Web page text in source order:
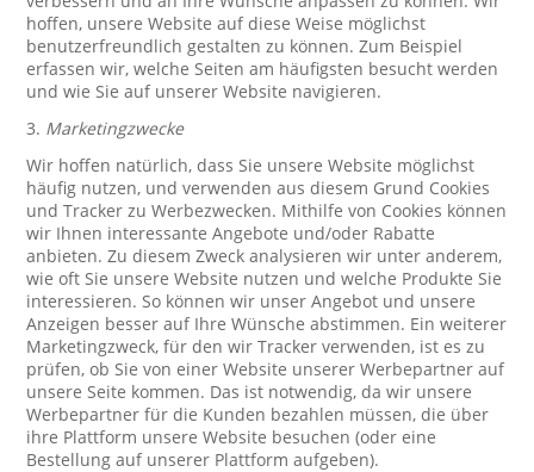
hoffen, unsere Website auf diese Weise möglichst
benutzerfreundlich gestalten zu können. Zum Beispiel
erfassen wir, welche Seiten am häufigsten besucht werden
und wie Sie auf unserer Website navigieren.
3. Marketingzwecke
Wir hoffen natürlich, dass Sie unsere Website möglichst
häufig nutzen, und verwenden aus diesem Grund Cookies
und Tracker zu Werbezwecken. Mithilfe von Cookies können
wir Ihnen interessante Angebote und/oder Rabatte
anbieten. Zu diesem Zweck analysieren wir unter anderem,
wie oft Sie unsere Website nutzen und welche Produkte Sie
interessieren. So können wir unser Angebot und unsere
Anzeigen besser auf Ihre Wünsche abstimmen. Ein weiterer
Marketingzweck, für den wir Tracker verwenden, ist es zu
prüfen, ob Sie von einer Website unserer Werbepartner auf
unsere Seite kommen. Das ist notwendig, da wir unsere
Werbepartner für die Kunden bezahlen müssen, die über
ihre Plattform unsere Website besuchen (oder eine
Bestellung auf unserer Plattform aufgeben).